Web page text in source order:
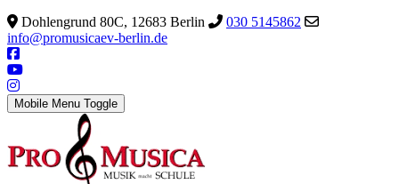
Dohlengrund 80C, 12683 Berlin
030 5145862
info@promusicaev-berlin.de
Mobile Menu Toggle